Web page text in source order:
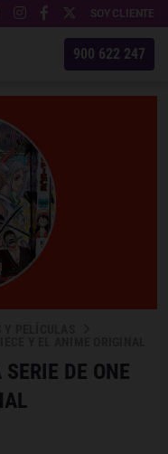
SOY CLIENTE
900 622 247
DE ONE